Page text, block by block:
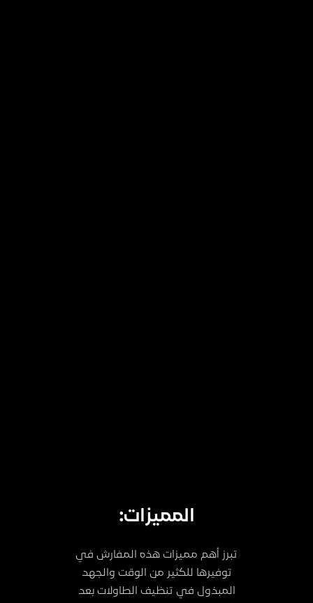
المميزات:
تبرز أهم مميزات هذه المفارش في
توفيرها للكثير من الوقت والجهد
المبذول في تنظيف الطاولات بعد